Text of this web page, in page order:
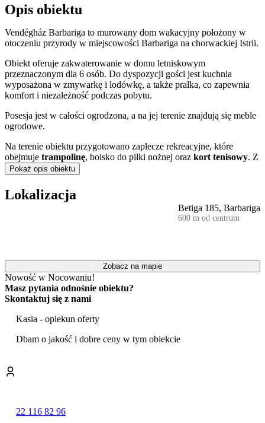
Opis obiektu
Vendégház Barbariga to murowany dom wakacyjny położony w
otoczeniu przyrody w miejscowości Barbariga na chorwackiej Istrii.
Obiekt oferuje zakwaterowanie w domu letniskowym
przeznaczonym dla 6 osób. Do dyspozycji gości jest kuchnia
wyposażona w zmywarkę i lodówkę, a także pralka, co zapewnia
komfort i niezależność podczas pobytu.
Posesja jest w całości ogrodzona, a na jej terenie znajdują się meble
ogrodowe.
Na terenie obiektu przygotowano zaplecze rekreacyjne, które
obejmuje trampolinę, boisko do piłki nożnej oraz kort tenisowy. Z
myślą o najmłodszych, w pobliżu znajduje się również plac zabaw.
rodzinny wypoczynek.
klimatyzację, która zapewnia
komfort w cieplejsze dni. Goście mogą także korzystać z
Dom zlokalizowany jest w odległości 800 m od kamienistej plaży,
co umożliwia łatwy dostęp do nadmorskich atrakcji regionu.
Do dyspozycji zmotoryzowanych gości jest
parking. Na terenie całego domu zapewniono dostęp do internetu
Wi-Fi. Personel obiektu posługuje się wieloma językami, w tym
polskim, co ułatwia komunikację.
Pokaż opis obiektu
Lokalizacja
Betiga 185, Barbariga
600 m od centrum
Zobacz na mapie
Nowość w Nocowaniu!
Masz pytania odnośnie obiektu?
Skontaktuj się z nami
Kasia - opiekun oferty
Dbam o jakość i dobre ceny w tym obiekcie
22 116 82 96